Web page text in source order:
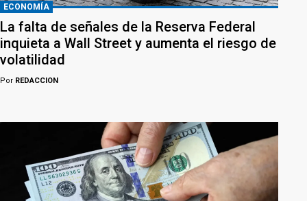
ECONOMÍA
La falta de señales de la Reserva Federal
inquieta a Wall Street y aumenta el riesgo de
volatilidad
Por REDACCION